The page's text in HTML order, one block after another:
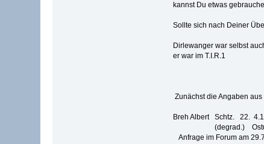
kannst Du etwas
Sollte sich nach Deiner
Dirlewanger war selbst
er war im T.I.R.1
Zunächst die Angaben
Breh Albert Schtz. 22.
(degrad.) Ostuf.
Anfrage im Forum am